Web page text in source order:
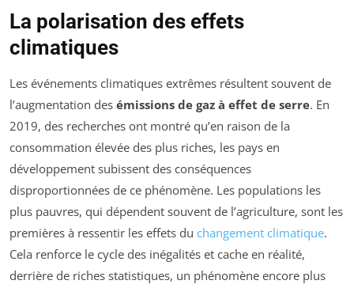
La polarisation des effets
climatiques
Les événements climatiques extrêmes résultent souvent de
l’augmentation des émissions de gaz à effet de serre. En
2019, des recherches ont montré qu’en raison de la
consommation élevée des plus riches, les pays en
développement subissent des conséquences
disproportionnées de ce phénomène. Les populations les
plus pauvres, qui dépendent souvent de l’agriculture, sont les
premières à ressentir les effets du changement climatique.
Cela renforce le cycle des inégalités et cache en réalité,
derrière de riches statistiques, un phénomène encore plus